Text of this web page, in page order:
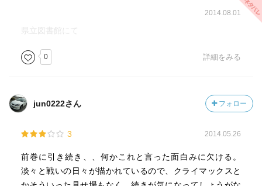
2014.08.01
県立図書館にて
0 詳細をみる
jun0222さん フォロー
3 2014.05.26
前巻に引き続き、、何かこれと言った面白みに欠ける。
淡々と戦いの日々が描かれているので、クライマックスと